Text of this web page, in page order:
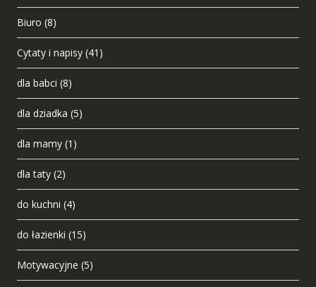
Biuro (8)
Cytaty i napisy (41)
dla babci (8)
dla dziadka (5)
dla mamy (1)
dla taty (2)
do kuchni (4)
do łazienki (15)
Motywacyjne (5)